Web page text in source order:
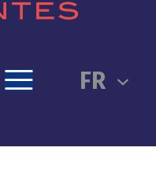
FR